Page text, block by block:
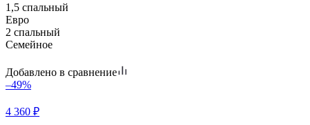
1,5 спальный
Евро
2 спальный
Семейное
Добавлено в сравнение
–49%
4 360 ₽